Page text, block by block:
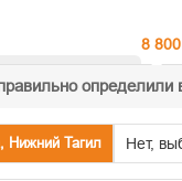
8
определили
Нижний Тагил Нет,